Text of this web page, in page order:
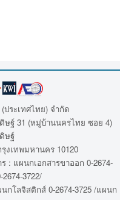
ประเทศไทย) จำกัด
ษฐ์ 31 (หมู่บ้านนครไทย ซอย 4)
ษฐ์
งเทพมหานคร 10120
: แผนกเอกสารขาออก 0-2674-
3722/
กโลจิสติกส์ 0-2674-3725 /แผนก